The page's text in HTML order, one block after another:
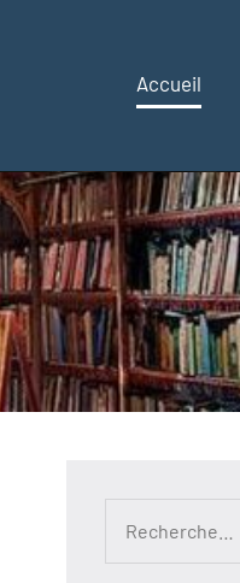
Accueil